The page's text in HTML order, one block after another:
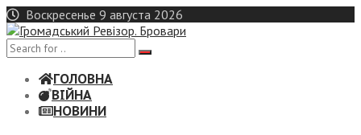
Skip
to
content
Воскресенье 9 августа 2026
ГОЛОВНА
ВІЙНА
НОВИНИ